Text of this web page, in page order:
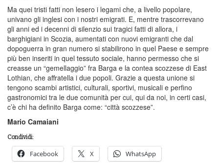
Ma quei tristi fatti non lesero i legami che, a livello popolare,
univano gli inglesi con i nostri emigrati. E, mentre trascorrevano
gli anni ed i decenni di silenzio sui tragici fatti di allora, i
barghigiani in Scozia, aumentati con nuovi emigranti che dal
dopoguerra in gran numero si stabilirono in quel Paese e sempre
più ben inseriti in quel tessuto sociale, hanno permesso che si
creasse un “gemellaggio” fra Barga e la contea scozzese di East
Lothian, che affratella i due popoli. Grazie a questa unione si
tengono scambi artistici, culturali, sportivi, musicali e perfino
gastronomici tra le due comunità per cui, qui da noi, in certi casi,
c’è chi ha definito Barga come: “città scozzese”.
Mario Camaiani
Condividi:
Facebook X WhatsApp